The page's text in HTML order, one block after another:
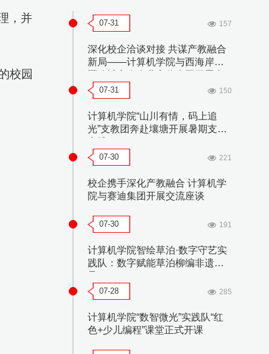
，并
校园
07-31 157
深化校企洽谈对接 共谋产教融合
新局——计算机学院与西海岸新
作洽谈会
07-31 150
计算机学院“山川有情，码上追
光”支教团奔赴壤塘开展暑期支教
07-30 221
校企携手深化产教融合 计算机学
院与赛迪集团开展交流座谈
07-30 191
计算机学院智绘草泊·数字守艺实
践队：数字赋能草泊柳编非遗传
07-28 285
计算机学院“数智微光”实践队“红
色+少儿编程”课堂正式开课